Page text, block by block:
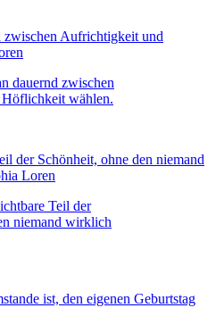
dauernd zwischen
wählen.
Teil der
niemand wirklich